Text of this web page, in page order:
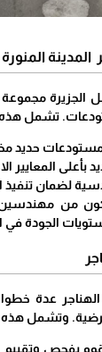
المنورة
مجموعة
تشمل
بأعلى المعايير
لضمان تنفيذ
من
الجودة في
عدة
وتشمل
بفحص وتقييم